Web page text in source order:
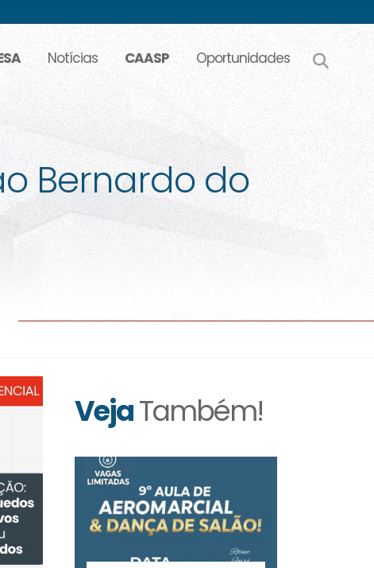
Notícias CAASP Oportunidades
Bernardo do
VejaTambém!